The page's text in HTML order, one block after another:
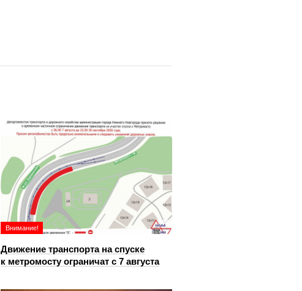
Внимание!
Движение транспорта на спуске
к метромосту ограничат с 7 августа